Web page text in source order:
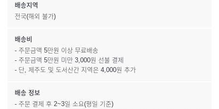
배송지역
전국(해외 불가)
배송비
- 주문금액 5만원 이상 무료배송
- 주문금액 5만원 미만 3,000원 선불 결제
- 단, 제주도 및 도서산간 지역은 4,000원 추가
배송 정보
- 주문 결제 후 2~3일 소요(평일 기준)